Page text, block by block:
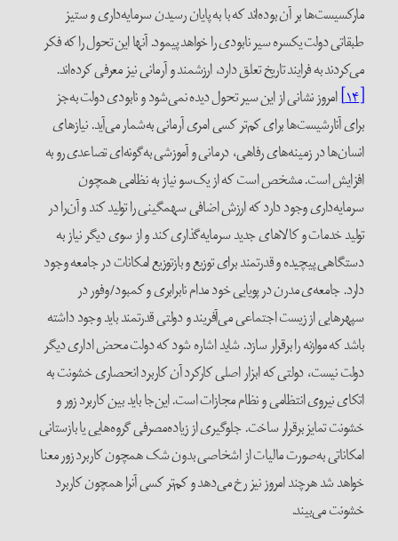
مارکسیست‌ها بر آن بوده‌اند که با به پایان رسیدن سرمایه‌داری و ستیز
طبقاتی دولت یکسره سیر نابودی را خواهد پیمود. آنها این تحول را که فکر
می‌کردند به فرایند تاریخ تعلق دارد، ارزشمند و آرمانی نیز معرفی کرده‌اند.
[۱۴]
امروز نشانی از این سیر تحول دیده نمی‌شود و نابودی دولت به‌جز
برای آنارشیست‌ها برای کم‌تر کسی امری آرمانی به‌شمار می‌آید. نیازهای
انسان‌ها در زمینه‌های رفاهی، درمانی و آموزشی به‌گونه‌ای تصاعدی رو به
افزایش است. مشخص است که از یک‌سو نیاز به نظامی همچون
سرمایه‌داری وجود دارد که ارزش اضافی سهمگینی را تولید کند و آن‌را در
تولید خدمات و کالاهای جدید سرمایه‌گذاری کند و از سوی دیگر نیاز به
دستگاهی پیچیده و قدرتمند برای توزیع و بازتوزیع امکانات در جامعه وجود
دارد. جامعه‌ی مدرن در پویایی خود مدام نابرابری و کمبود/وفور در
سپهرهایی از زیست اجتماعی می‌آفریند و دولتی قدرتمند باید وجود داشته
باشد که موازنه را برقرار سازد. شاید اشاره شود که دولت محض اداری دیگر
دولت نیست، دولتی که ابزار اصلی کارکرد آن کاربرد انحصاری خشونت به
اتکای نیروی انتظامی و نظام مجازات است. این‌جا باید بین کاربرد زور و
خشونت تمایز برقرار ساخت. جلوگیری از زیاده‌مصرفی گروه‌هایی یا بازستانی
امکاناتی به‌صورت مالیات از اشخاصی بدون شک همچون کاربرد زور معنا
خواهد شد هرچند امروز نیز رخ می‌دهد و کم‌تر کسی آنرا همچون کاربرد
خشونت می‌بیند.